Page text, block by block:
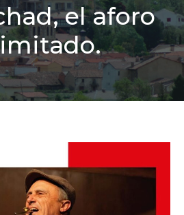
el aforo